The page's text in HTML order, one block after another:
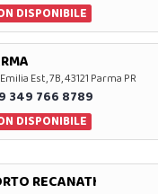
DISPONIBILE
Est, 7B, 43121 Parma PR
349 766 8789
DISPONIBILE
RECANATI